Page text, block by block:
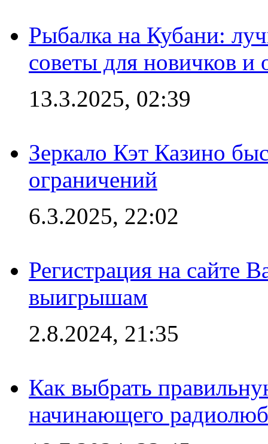
Рыбалка на Кубани:
советы для новичков
13.3.2025, 02:39
Зеркало Кэт Казино
ограничений
6.3.2025, 22:02
Регистрация на сайте
выигрышам
2.8.2024, 21:35
Как выбрать
начинающего